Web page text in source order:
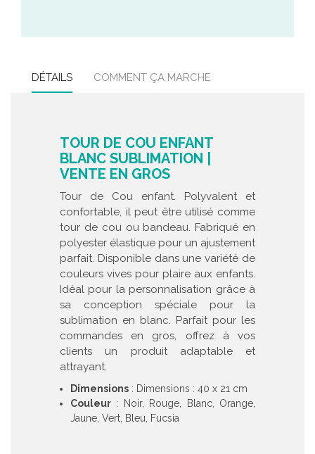
DÉTAILS COMMENT ÇA MARCHE
TOUR DE COU ENFANT
BLANC SUBLIMATION |
VENTE EN GROS
Tour de Cou enfant. Polyvalent et
confortable, il peut être utilisé comme
tour de cou ou bandeau. Fabriqué en
polyester élastique pour un ajustement
parfait. Disponible dans une variété de
couleurs vives pour plaire aux enfants.
Idéal pour la personnalisation grâce à
sa conception spéciale pour la
sublimation en blanc. Parfait pour les
commandes en gros, offrez à vos
clients un produit adaptable et
attrayant.
Dimensions : Dimensions : 40 x 21 cm
Couleur : Noir, Rouge, Blanc, Orange,
Jaune, Vert, Bleu, Fucsia